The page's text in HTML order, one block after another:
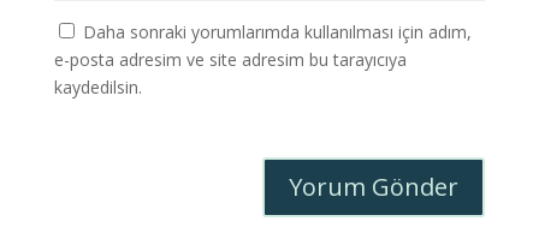
Daha sonraki yorumlarımda kullanılması için adım,
e-posta adresim ve site adresim bu tarayıcıya
kaydedilsin.